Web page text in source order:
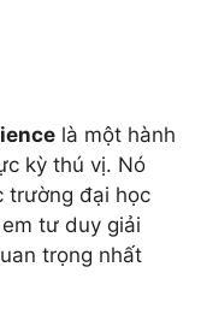
là một hành
kỳ thú vị. Nó
trường đại học
tư duy giải
trọng nhất